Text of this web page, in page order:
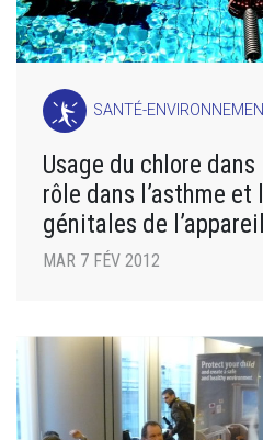
SANTÉ-
Usage du chlore
rôle dans l’asthme
génitales de
MAR 7 FÉV 2012